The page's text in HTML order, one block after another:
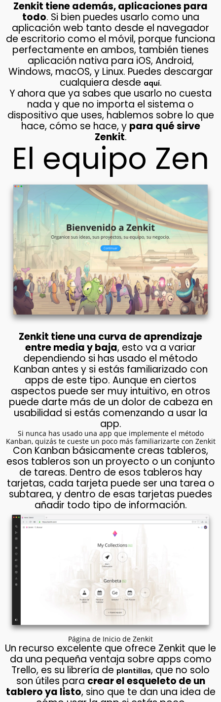
Zenkit tiene además, aplicaciones para
todo. Si bien puedes usarlo como una
aplicación web tanto desde el navegador
de escritorio como el móvil, porque funciona
perfectamente en ambos, también tienes
aplicación nativa para iOS, Android,
Windows, macOS, y Linux. Puedes descargar
cualquiera desde aquí.
Y ahora que ya sabes que usarlo no cuesta
nada y que no importa el sistema o
dispositivo que uses, hablemos sobre lo que
hace, cómo se hace, y para qué sirve
Zenkit.
El equipo Zen
Zenkit tiene una curva de aprendizaje
entre media y baja, esto va a variar
dependiendo si has usado el método
Kanban antes y si estás familiarizado con
apps de este tipo. Aunque en ciertos
aspectos puede ser muy intuitivo, en otros
puede darte más de un dolor de cabeza en
usabilidad si estás comenzando a usar la
app.
Si nunca has usado una app que implemente el método
Kanban, quizás te cueste un poco más familiarizarte con Zenkit
Con Kanban básicamente creas tableros,
esos tableros son un proyecto o un conjunto
de tareas. Dentro de esos tableros hay
tarjetas, cada tarjeta puede ser una tarea o
subtarea, y dentro de esas tarjetas puedes
añadir todo tipo de información.
Página de Inicio de Zenkit
Un recurso excelente que ofrece Zenkit que le
da una pequeña ventaja sobre apps como
Trello, es su librería de plantillas, que no solo
son útiles para crear el esqueleto de un
tablero ya listo, sino que te dan una idea de